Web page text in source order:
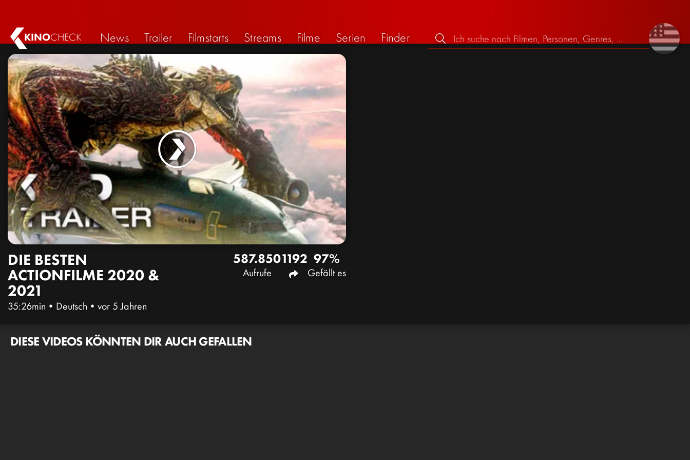
KINOCHECK News Trailer Filmstarts Streams Filme Serien Finder
DIE BESTEN
ACTIONFILME 2020 &
2021
35:26min • Deutsch • vor 5 Jahren
587.850
Aufrufe
1192 97%
Gefällt es
DIESE VIDEOS KÖNNTEN DIR AUCH GEFALLEN